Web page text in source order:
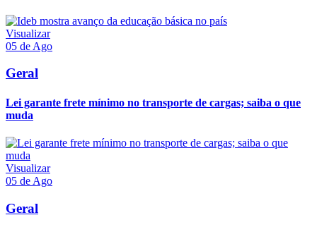
Visualizar
05 de Ago
Geral
Lei garante frete mínimo no transporte de cargas; saiba o que
muda
Visualizar
05 de Ago
Geral